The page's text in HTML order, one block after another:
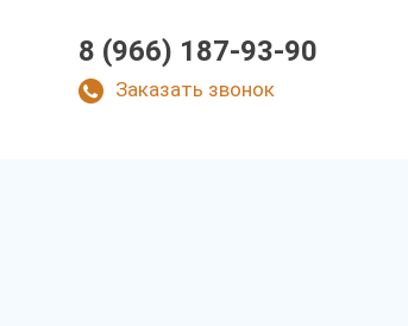
8 (966) 187-93-90
Заказать звонок